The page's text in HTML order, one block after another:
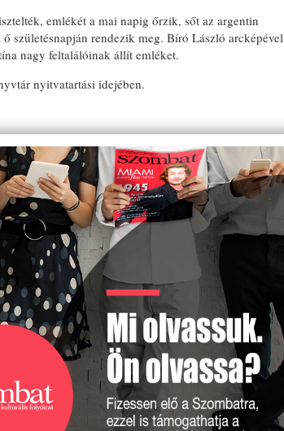
emlékét a mai napig őrzik, sőt az argentin
születésnapján rendezik meg. Bíró László arcképével
nagy feltalálóinak állít emléket.
nyitvatartási idejében.